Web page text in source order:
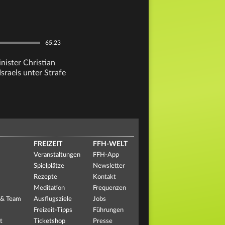
65:23
Christian
unter Strafe
Team
FREIZEIT
Veranstaltungen
Spielplätze
Rezepte
Meditation
Ausflugsziele
Freizeit-Tipps
Ticketshop
FFH-WELT
FFH-App
Newsletter
Kontakt
Frequenzen
Jobs
Führungen
Presse